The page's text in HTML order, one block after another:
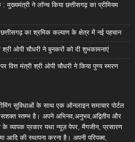
ने लॉन्च किया छत्तीसगढ़ का प्रीमियम
का श्रमिक कल्याण के क्षेत्र में नई पहचान
श्री ओपी चौधरी ने बुनकरों को दी शुभकामनाएं
वित्त मंत्री श्री ओपी चौधरी ने किया पुण्य स्मरण
सुविधाओं के साथ एक ऑनलाइन समाचार पोर्टल
सशक्त स्तम्भ है। अपने अभिनव,अनुभव,अद्वितीय और
के व्यापक प्रकार यथा न्यूज़ पेपर, मैगजीन, प्रसारण
आदि की स्थापना करना है। अपनी परिपक्व,